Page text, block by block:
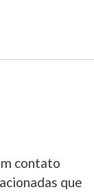
contato
que